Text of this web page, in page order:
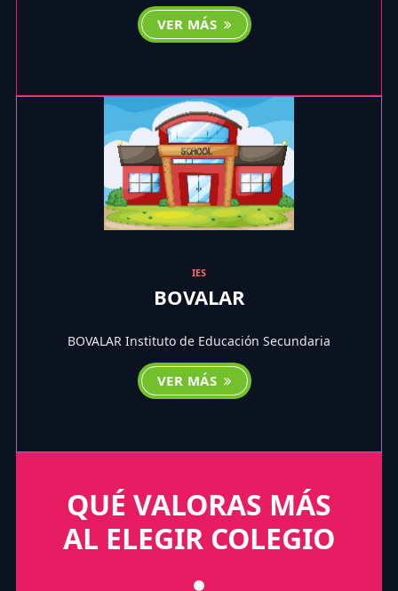
VER MÁS
IES
BOVALAR
BOVALAR Instituto de Educación Secundaria
VER MÁS
QUÉ VALORAS MÁS
AL ELEGIR COLEGIO